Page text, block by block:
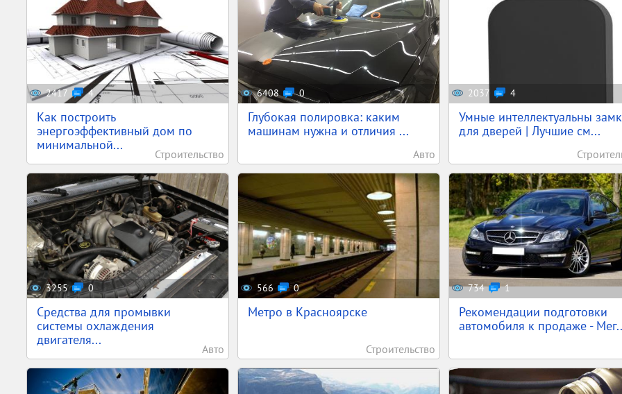
2417 4
Как построить
энергоэффективный дом по
минимальной...
Строительство
6408 0
Глубокая полировка: каким
машинам нужна и отличия ...
Авто
2037 4
Умные интеллектуальны
для дверей | Лучшие см...
3255 0
Средства для промывки
системы охлаждения
двигателя...
Авто
566 0
Метро в Красноярске
Строительство
734 1
Рекомендации подготовки
автомобиля к продаже -